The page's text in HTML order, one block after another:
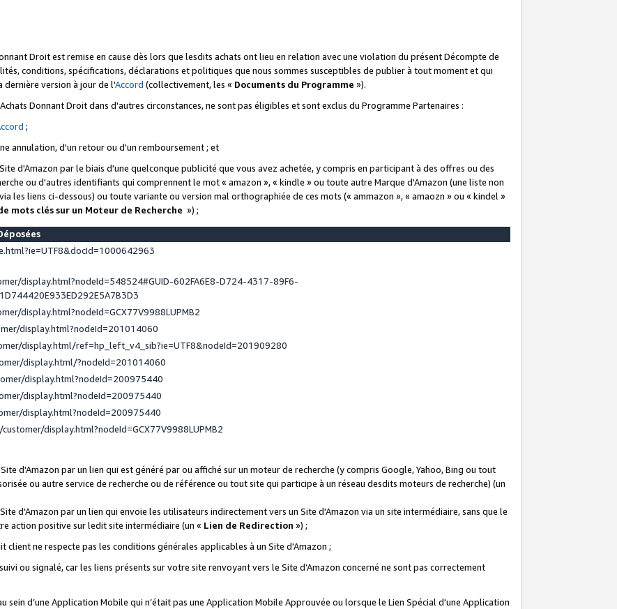
Droit est remise en cause dès lors que lesdits achats ont lieu en relation avec une violation du présent Décompte de
conditions, spécifications, déclarations et politiques que nous sommes susceptibles de publier à tout moment et qui
dernière version à jour de l'Accord (collectivement, les « Documents du Programme »).
Donnant Droit dans d'autres circonstances, ne sont pas éligibles et sont exclus du Programme Partenaires :
;
annulation, d'un retour ou d'un remboursement ; et
d'Amazon par le biais d'une quelconque publicité que vous avez achetée, y compris en participant à des offres ou des
ou d'autres identifiants qui comprennent le mot « amazon », « kindle » ou toute autre Marque d'Amazon (une liste non
les liens ci-dessous) ou toute variante ou version mal orthographiée de ces mots (« ammazon », « amaozn » ou « kindel »
mots clés sur un Moteur de Recherche ») ;
display.html?nodeId=548524#GUID-602FA6E8-D724-4317-89F6-
display.html?nodeId=GCX77V9988LUPMB2
display.html?nodeId=201014060
display.html/ref=hp_left_v4_sib?ie=UTF8&nodeId=201909280
display.html/?nodeId=201014060
display.html?nodeId=200975440
display.html?nodeId=200975440
display.html?nodeId=200975440
display.html?nodeId=GCX77V9988LUPMB2
d'Amazon par un lien qui est généré par ou affiché sur un moteur de recherche (y compris Google, Yahoo, Bing ou tout
ou autre service de recherche ou de référence ou tout site qui participe à un réseau desdits moteurs de recherche) (un
d'Amazon par un lien qui envoie les utilisateurs indirectement vers un Site d'Amazon via un site intermédiaire, sans que le
action positive sur ledit site intermédiaire (un « Lien de Redirection ») ;
ne respecte pas les conditions générales applicables à un Site d'Amazon ;
ou signalé, car les liens présents sur votre site renvoyant vers le Site d’Amazon concerné ne sont pas correctement
sein d’une Application Mobile qui n’était pas une Application Mobile Approuvée ou lorsque le Lien Spécial d'une Application